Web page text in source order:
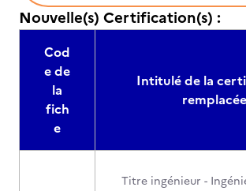
Nouvelle(s) Certification(s) :
Cod
e de
la
fich
e
Intitulé de la
remplacée
Titre ingénieur -